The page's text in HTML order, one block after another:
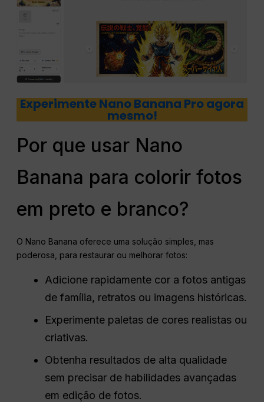
Experimente Nano Banana Pro agora
mesmo!
Por que usar Nano
Banana para colorir fotos
em preto e branco?
O Nano Banana oferece uma solução simples, mas
poderosa, para restaurar ou melhorar fotos:
Adicione rapidamente cor a fotos antigas
de família, retratos ou imagens históricas.
Experimente paletas de cores realistas ou
criativas.
Obtenha resultados de alta qualidade
sem precisar de habilidades avançadas
em edição de fotos.